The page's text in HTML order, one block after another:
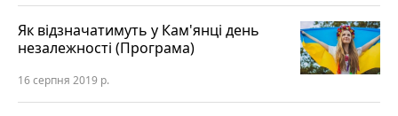
Як відзначатимуть у Кам'янці день
незалежності (Програма)
16 серпня 2019 р.